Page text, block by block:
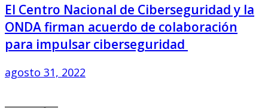
El Centro Nacional de Ciberseguridad y la
ONDA firman acuerdo de colaboración
para impulsar ciberseguridad
agosto 31, 2022